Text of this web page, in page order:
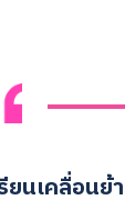
ยนเคลื่อน